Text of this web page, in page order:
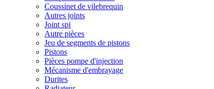
Coussinet de vilebrequin
Autres joints
Joint spi
Autre pièces
Jeu de segments de pistons
Pistons
Pièces pompe d'injection
Mécanisme d'embrayage
Durites